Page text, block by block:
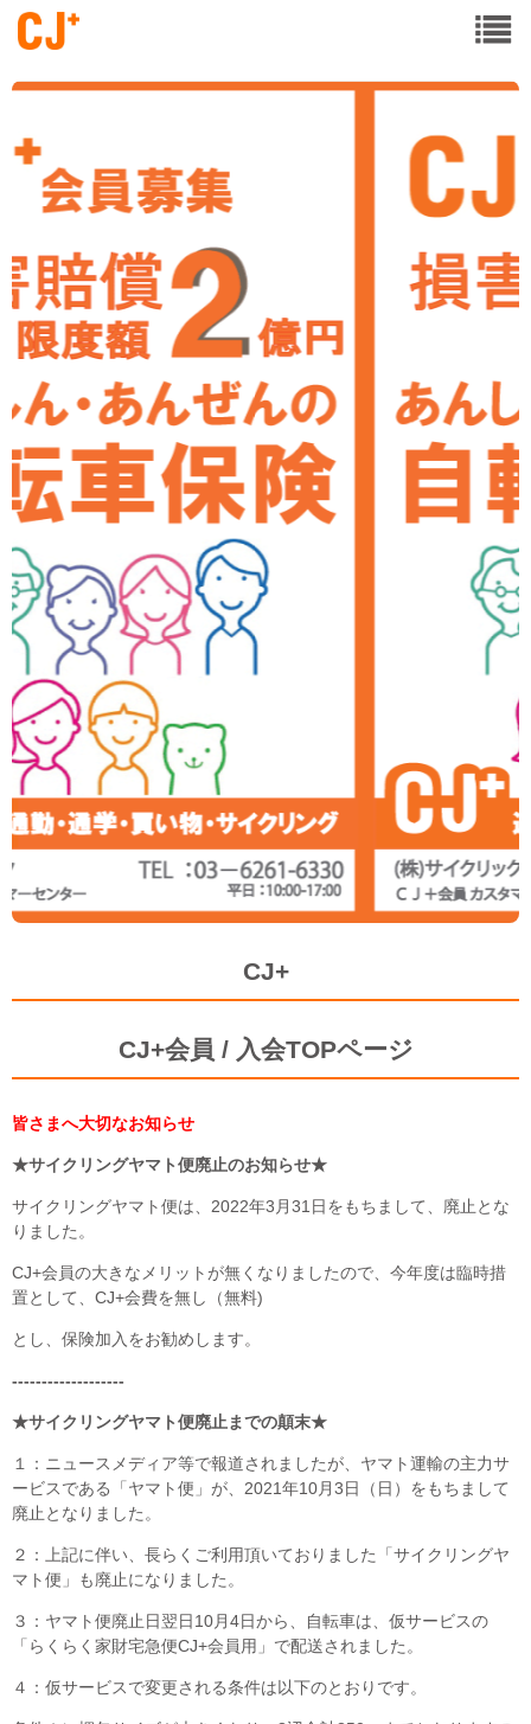
CJ+
CJ+会員 / 入会TOPページ
皆さまへ大切なお知らせ
★サイクリングヤマト便廃止のお知らせ★
サイクリングヤマト便は、2022年3月31日をもちまして、廃止とな
りました。
CJ+会員の大きなメリットが無くなりましたので、今年度は臨時措
置として、CJ+会費を無し（無料)
とし、保険加入をお勧めします。
-------------------
★サイクリングヤマト便廃止までの顛末★
１：ニュースメディア等で報道されましたが、ヤマト運輸の主力サ
ービスである「ヤマト便」が、2021年10月3日（日）をもちまして
廃止となりました。
２：上記に伴い、長らくご利用頂いておりました「サイクリングヤ
マト便」も廃止になりました。
３：ヤマト便廃止日翌日10月4日から、自転車は、仮サービスの
「らくらく家財宅急便CJ+会員用」で配送されました。
４：仮サービスで変更される条件は以下のとおりです。